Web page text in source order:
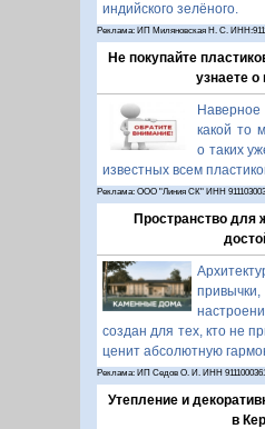
индийского зелёного.
Реклама: ИП Миляновская Н. С.
Не покупайте
узнаете
какой то
о таких
известных всем
Реклама: ООО "Линия СК" ИНН
Пространство для
создан для тех, кто не
ценит абсолютную
Реклама: ИП Седов О. И. ИНН
Утепление и
в